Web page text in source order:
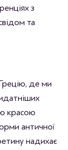
з
та
де ми
красою
античної
надихає